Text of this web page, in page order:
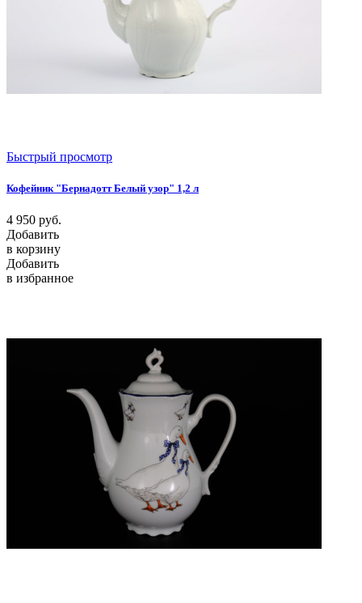
Быстрый просмотр
Кофейник "Бернадотт Белый узор" 1,2 л
4 950 руб.
Добавить
в корзину
Добавить
в избранное